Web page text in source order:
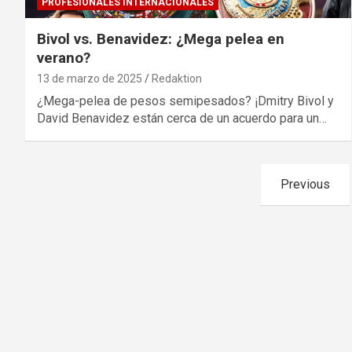
PROFESIONALES INTERNACIONALES
Bivol vs. Benavidez: ¿Mega pelea en
verano?
13 de marzo de 2025 Redaktion
¿Mega-pelea de pesos semipesados? ¡Dmitry Bivol y
David Benavidez están cerca de un acuerdo para un…
Previous